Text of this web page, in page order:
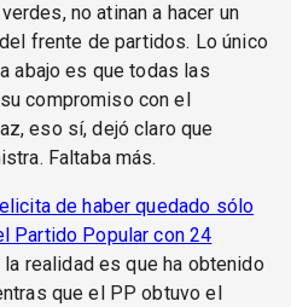
no atinan a hacer un
frente de partidos. Lo único
abajo es que todas las
compromiso con el
eso sí, dejó claro que
Faltaba más.
de haber quedado sólo
Partido Popular con 24
la realidad es que ha obtenido
que el PP obtuvo el